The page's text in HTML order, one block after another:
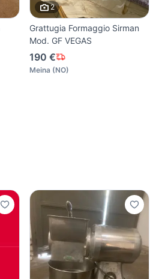
2
Grattugia Formaggio Sirman
Mod. GF VEGAS
190 €
Meina (NO)